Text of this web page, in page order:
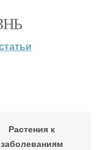
Растения к
заболеваниям